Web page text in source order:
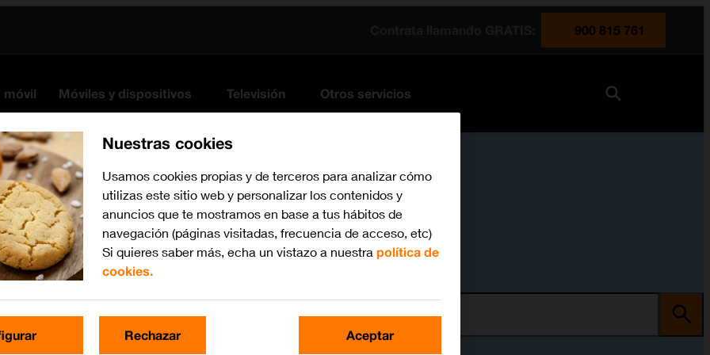
900 815 761
móvil Móviles y dispositivos Televisión Otros servicios
Busca por problema o tema
Nuestras cookies
Usamos cookies propias y de terceros para analizar cómo
utilizas este sitio web y personalizar los contenidos y
anuncios que te mostramos en base a tus hábitos de
navegación (páginas visitadas, frecuencia de acceso, etc)
Si quieres saber más, echa un vistazo a nuestra política de
cookies.
Rechazar Aceptar